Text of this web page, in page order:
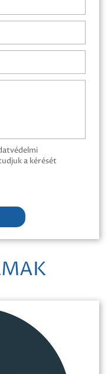
a kérését